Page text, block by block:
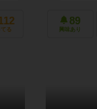
る
89
興味あり